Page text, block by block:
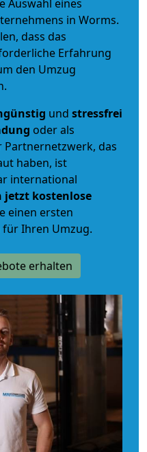
Auswahl eines
in Worms.
dass das
Erfahrung
den Umzug
und stressfrei
oder als
Partnernetzwerk, das
haben, ist
international
jetzt kostenlose
einen ersten
Ihren Umzug.
erhalten